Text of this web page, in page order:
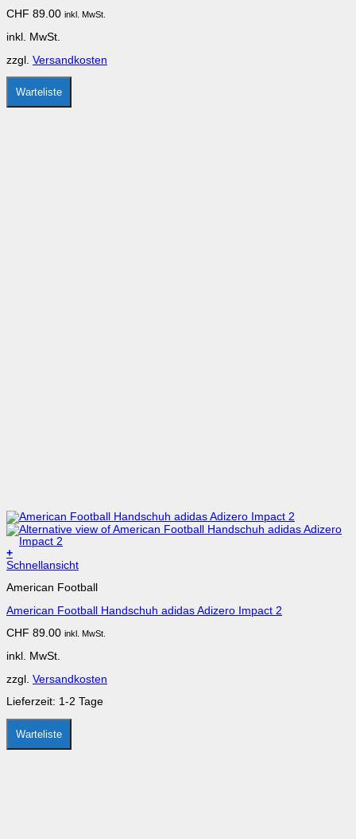
Die
können
der
Produktseite
gewählt
CHF 89.00 inkl. MwSt.
inkl. MwSt.
zzgl. Versandkosten
Warteliste
+
Dieses
weist
Varianten
Die
können
der
Produktseite
gewählt
werden
Schnellansicht
American Football
American Football Handschuh adidas Adizero Impact 2
CHF 89.00 inkl. MwSt.
inkl. MwSt.
zzgl. Versandkosten
Lieferzeit: 1-2 Tage
Warteliste